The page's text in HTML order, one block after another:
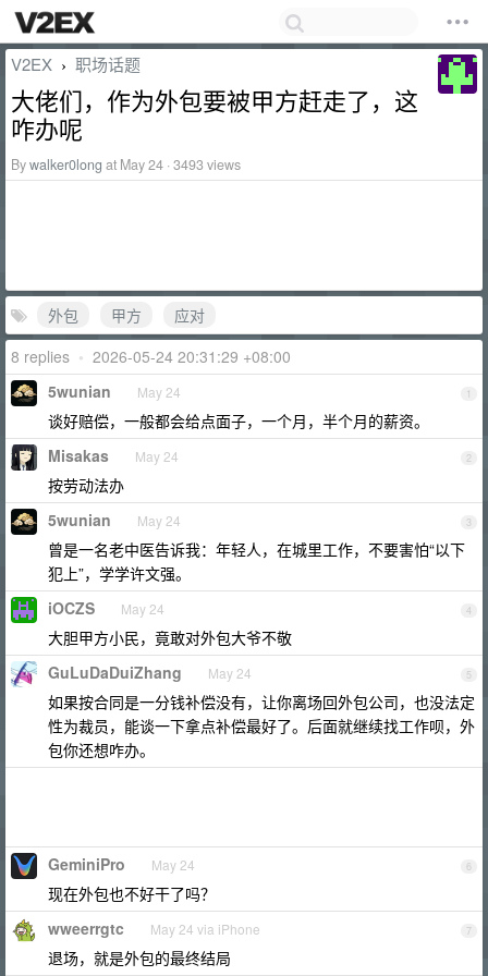
V2EX › 职场话题
大佬们，作为外包要被甲方赶走了，这
咋办呢
Bywalker0long at May 24 · 3493 views
外包 甲方
应对
8 replies • 2026-05-24 20:31:29 +08:00
1
5wunian May 24
谈好赔偿，一般都会给点面子，一个月，半个月的薪资。
2
Misakas May 24
按劳动法办
3
5wunian May 24
曾是一名老中医告诉我：年轻人，在城里工作，不要害怕“以下
犯上”，学学许文强。
4
iOCZS May 24
大胆甲方小民，竟敢对外包大爷不敬
5
GuLuDaDuiZhang May 24
如果按合同是一分钱补偿没有，让你离场回外包公司，也没法定
性为裁员，能谈一下拿点补偿最好了。后面就继续找工作呗，外
包你还想咋办。
6
GeminiPro May 24
现在外包也不好干了吗？
7
wweerrgtc May 24 via iPhone
退场，就是外包的最终结局